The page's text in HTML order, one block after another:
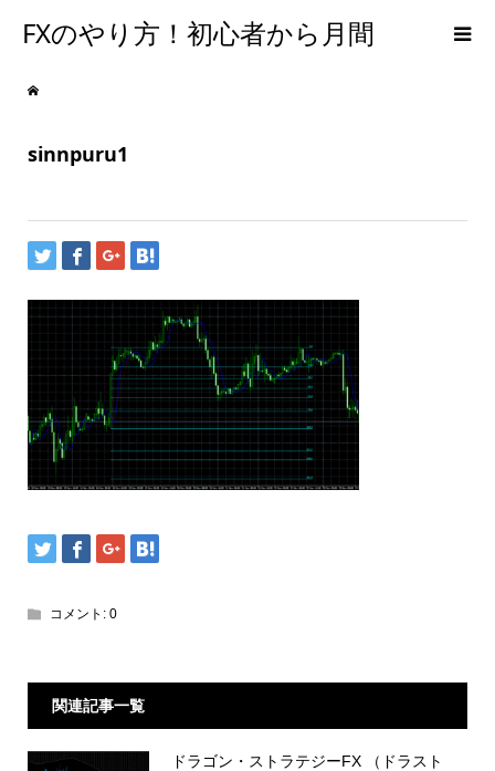
FXのやり方！初心者から月間
300PIPSを達成するための手法
【メンタルFX】
sinnpuru1
コメント: 0
関連記事一覧
ドラゴン・ストラテジーFX （ドラスト